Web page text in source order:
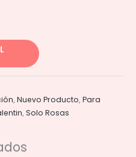
,Nuevo Producto,Para
,Solo Rosas